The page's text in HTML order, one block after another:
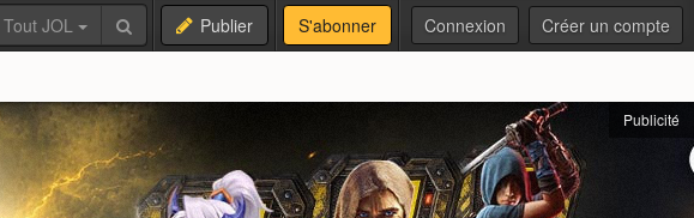
Tout JOL Publier S'abonner Connexion Créer un compte
Publicité